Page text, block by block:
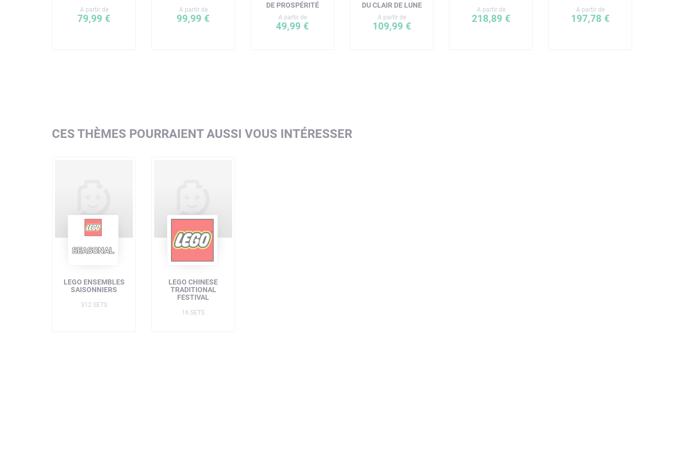
A partir de
79,99 €
A partir de
99,99 €
DE PROSPÉRITÉ
A partir de
49,99 €
DU CLAIR DE LUNE
A partir de
109,99 €
A partir de
218,89 €
A partir de
197,78 €
CES THÈMES POURRAIENT AUSSI VOUS INTÉRESSER
LEGO ENSEMBLES
SAISONNIERS
312 SETS
LEGO CHINESE
TRADITIONAL
FESTIVAL
16 SETS